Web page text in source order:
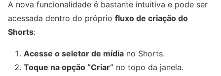
A nova funcionalidade é bastante intuitiva e pode ser
acessada dentro do próprio fluxo de criação do
Shorts:
Acesse o seletor de mídia no Shorts.
Toque na opção “Criar” no topo da janela.